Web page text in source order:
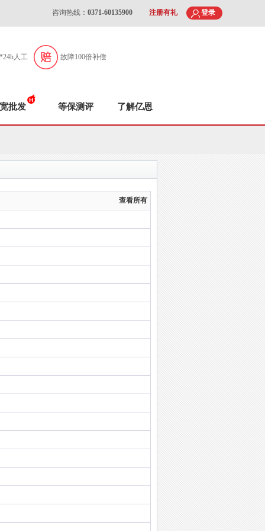
咨询热线： 0371-60135900 注册有礼 登录
人工 故障100倍补偿
批发 等保测评 了解亿恩
查看所有